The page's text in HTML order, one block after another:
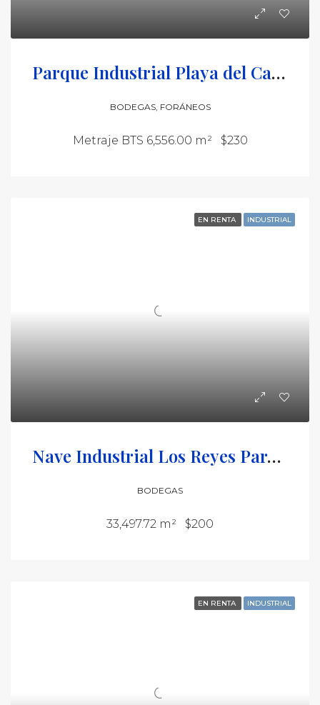
Parque Industrial Playa del Carmen
BODEGAS, FORÁNEOS
Metraje BTS 6,556.00 m² $230
EN RENTA INDUSTRIAL
Nave Industrial Los Reyes Park II
BODEGAS
33,497.72 m² $200
EN RENTA INDUSTRIAL